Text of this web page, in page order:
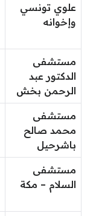
علوي تونسي
وإخوانه
مستشفى
الدكتور عبد
الرحمن بخش
مستشفى
محمد صالح
باشرحيل
مستشفى
السلام – مكة